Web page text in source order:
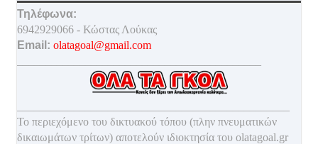
Τηλέφωνα:
6942929066 - Κώστας Λούκας
Email: olatagoal@gmail.com
Το περιεχόμενο του δικτυακού τόπου (πλην πνευματικών
δικαιωμάτων τρίτων) αποτελούν ιδιοκτησία του olatagoal.gr